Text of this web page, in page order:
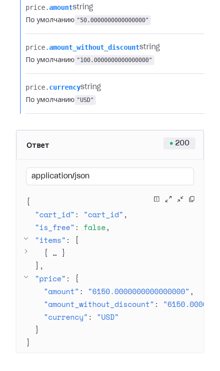
price.​amountstring
По умолчанию "50.0000000000000000"
price.​amount_without_discountstring
По умолчанию "100.0000000000000000"
price.​ currencystring
По умолчанию "USD"
Ответ 200
application/json
{
"cart_id" : "cart_id"
"is_free" : false
"items" :
[
{ … }
]
"price" :
{
"amount" : "6150.0000000000000000"
"amount_without_discount" :
"currency" : "USD"
}
}